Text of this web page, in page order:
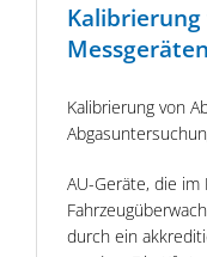
Kalibrierung
Messgeräten
Kalibrierung von
AU-Geräte, die
durch ein